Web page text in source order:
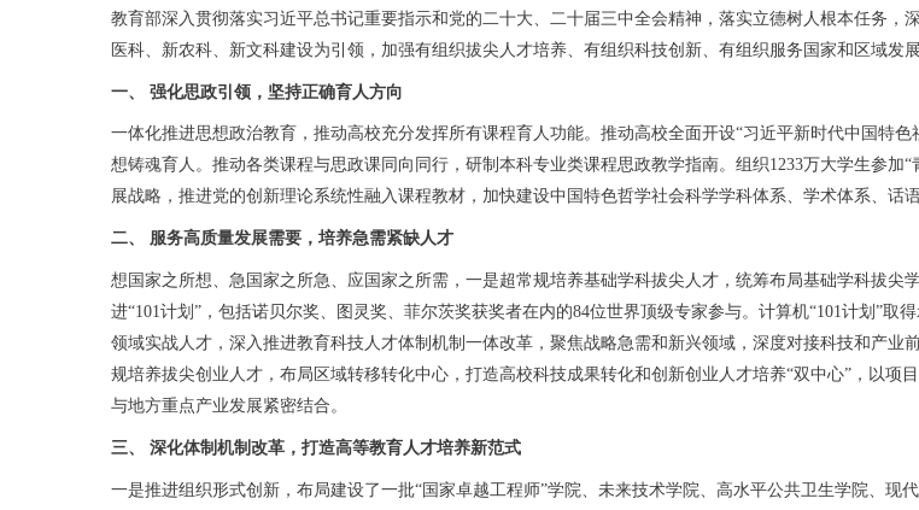
教育部深入贯彻落实习近平总书记重要指示和党的二十大、二十届三中全会精神，落实立德树人根本任务
医科、新农科、新文科建设为引领，加强有组织拔尖人才培养、有组织科技创新、有组织服务国家和区域发
一、 强化思政引领，坚持正确育人方向
一体化推进思想政治教育，推动高校充分发挥所有课程育人功能。推动高校全面开设“习近平新时代中国特
想铸魂育人。推动各类课程与思政课同向同行，研制本科专业类课程思政教学指南。组织1233万大学生参
展战略，推进党的创新理论系统性融入课程教材，加快建设中国特色哲学社会科学学科体系、学术体系、话语
二、 服务高质量发展需要，培养急需紧缺人才
想国家之所想、急国家之所急、应国家之所需，一是超常规培养基础学科拔尖人才，统筹布局基础学科拔
进“101计划”，包括诺贝尔奖、图灵奖、菲尔茨奖获奖者在内的84位世界顶级专家参与。计算机“101计划”
领域实战人才，深入推进教育科技人才体制机制一体改革，聚焦战略急需和新兴领域，深度对接科技和产
规培养拔尖创业人才，布局区域转移转化中心，打造高校科技成果转化和创新创业人才培养“双中心”，以
与地方重点产业发展紧密结合。
三、 深化体制机制改革，打造高等教育人才培养新范式
一是推进组织形式创新，布局建设了一批“国家卓越工程师”学院、未来技术学院、高水平公共卫生学院、